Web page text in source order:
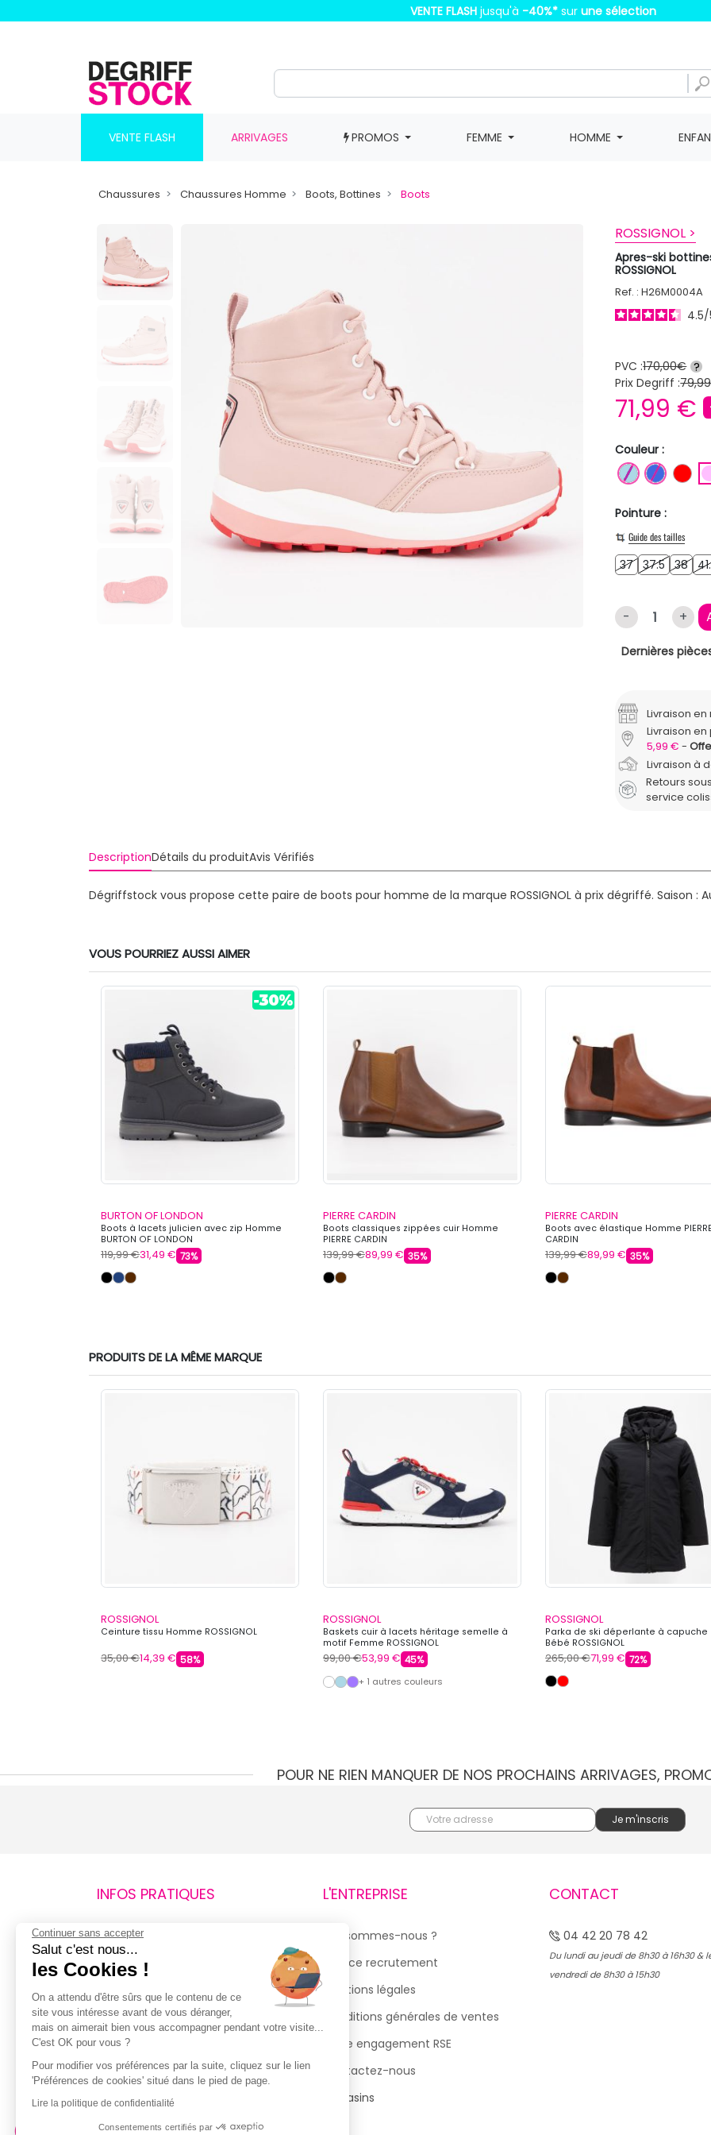
VENTE FLASH jusqu'à -40%* sur une sélection
VENTE FLASH ARRIVAGES PROMOS FEMME HOMME
Chaussures Chaussures Homme Boots, Bottines Boots
ROSSIGNOL >
Apres-ski
ROSSIGNOL
Ref. : H26M0004A
4.5/
PVC :170,00€ ?
Prix Degriff :
71,99 €
Couleur :
BLEU CLAIR
BLEU
Pointure :
Guide des tailles
373737.537.5
3838
- +
Dernières
Livraison
Livraison
5,99 €
Livraison à
Retours
service
DescriptionDétails du produitAvis Vérifiés
Dégriffstock vous propose cette paire de boots pour homme de la marque ROSSIGNOL à prix dégriffé. Saison :
VOUS POURRIEZ AUSSI AIMER
BURTON OF LONDON
Boots à lacets julicien avec zip Homme
BURTON OF LONDON
119,99 €31,49 € 73%
PIERRE CARDIN
Boots classiques zippées cuir Homme
PIERRE CARDIN
139,99 €89,99 € 35%
PIERRE CARDIN
Boots avec élastique Homme
CARDIN
139,99 €89,99 € 35%
PRODUITS DE LA MÊME MARQUE
ROSSIGNOL
Ceinture tissu Homme ROSSIGNOL
35,00 €14,39 € 58%
ROSSIGNOL
Baskets cuir à lacets héritage semelle à
motif Femme ROSSIGNOL
99,00 €53,99 € 45%
+ 1 autres couleurs
ROSSIGNOL
Parka de ski déperlante à capuche
Bébé ROSSIGNOL
265,00 €71,99 € 72%
POUR NE RIEN MANQUER DE NOS PROCHAINS ARRIVAGES,
INFOS PRATIQUES
Retours et remboursements
Suivi de commande
Livraisons
Guide des tailles
Politique de confidentialité
Conditions générales d’utilisation
de la Carte de Fidélité
L'ENTREPRISE
Qui sommes-nous ?
Espace recrutement
Mentions légales
Conditions générales de ventes
Notre engagement RSE
Contactez-nous
Magasins
CONTACT
04 42 20 78 42
Du lundi au jeudi de 8h30 à 16h30 &
vendredi de 8h30 à 15h30
Continuer sans accepter
Salut c'est nous...
les Cookies !
On a attendu d'être sûrs que le contenu de ce
site vous intéresse avant de vous déranger,
mais on aimerait bien vous accompagner pendant votre visite...
C'est OK pour vous ?
Pour modifier vos préférences par la suite, cliquez sur le lien
'Préférences de cookies' situé dans le pied de page.
Lire la politique de confidentialité
Consentements certifiés par